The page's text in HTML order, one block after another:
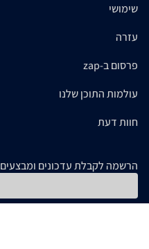
שימושי
עזרה
פרסום ב-zap
עולמות התוכן שלנו
חוות דעת
הרשמה לקבלת עדכונים ומבצעים